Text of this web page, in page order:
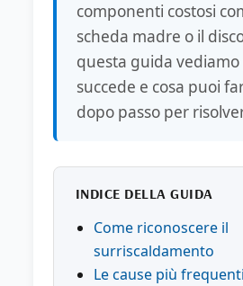
componenti costosi
scheda madre o il
questa guida
succede e cosa puoi
dopo passo per
INDICE DELLA GUIDA
Come riconoscere il
surriscaldamento
Le cause più frequenti